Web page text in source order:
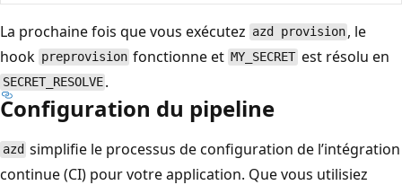
La prochaine fois que vous exécutez azd provision , le
hook preprovision fonctionne et MY_SECRET est résolu en
SECRET_RESOLVE .
Configuration du pipeline
azd simplifie le processus de configuration de l’intégration
continue (CI) pour votre application. Que vous utilisiez